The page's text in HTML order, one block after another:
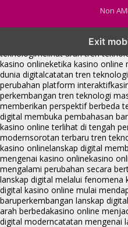
Non
Exit
kasino online
teknologimelihat arah tren
kasino onlineketika kasino online
dunia digitalcatatan tren
perubahan platform interaktif
perkembangan tren teknologi
memberikan perspektif berbeda
digital membuka pembahasan
kasino online terlihat di tengah
modernsorotan terbaru tren
kasino onlinelanskap digital
mengenai kasino onlinekasino
mengalami perubahan secara
lanskap digital melalui fenomena
digital kasino online mulai
baruperkembangan lanskap
arah berbedakasino online
digital moderncatatan mengenai